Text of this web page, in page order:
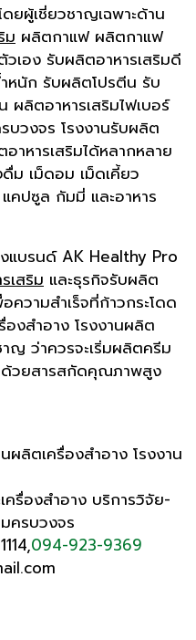
ยผู้เชี่ยวชาญเฉพาะด้าน
ม ผลิตกาแฟ ผลิตกาแฟ
เอง รับผลิตอาหารเสริมดี
หนัก รับผลิตโปรตีน รับ
ผลิตอาหารเสริมไฟเบอร์
บวงจร โรงงานรับผลิต
อาหารเสริมได้หลากหลาย
ม เม็ดอม เม็ดเคี้ยว
คปซูล กัมมี่ และอาหาร
แบรนด์ AK Healthy Pro
เสริม และธุรกิจรับผลิต
ความสำเร็จที่ก้าวกระโดด
งสำอาง โรงงานผลิต
ญ ว่าควรจะเริ่มผลิตครีม
ด้วยสารสกัดคุณภาพสูง
ผลิตเครื่องสำอาง โรงงาน
ครื่องสำอาง บริการวิจัย-
ครบวงจร
,094-923-9369